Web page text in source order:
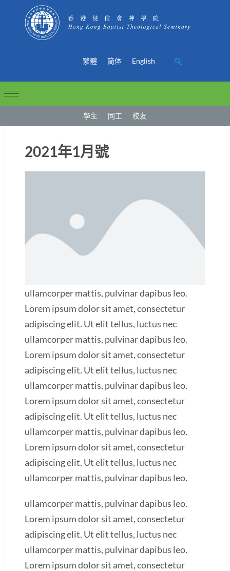
繁體 简体 English
學生 同工 校友
2021年1月號
ullamcorper mattis, pulvinar dapibus leo.
Lorem ipsum dolor sit amet, consectetur
adipiscing elit. Ut elit tellus, luctus nec
ullamcorper mattis, pulvinar dapibus leo.
Lorem ipsum dolor sit amet, consectetur
adipiscing elit. Ut elit tellus, luctus nec
ullamcorper mattis, pulvinar dapibus leo.
Lorem ipsum dolor sit amet, consectetur
adipiscing elit. Ut elit tellus, luctus nec
ullamcorper mattis, pulvinar dapibus leo.
Lorem ipsum dolor sit amet, consectetur
adipiscing elit. Ut elit tellus, luctus nec
ullamcorper mattis, pulvinar dapibus leo.
ullamcorper mattis, pulvinar dapibus leo.
Lorem ipsum dolor sit amet, consectetur
adipiscing elit. Ut elit tellus, luctus nec
ullamcorper mattis, pulvinar dapibus leo.
Lorem ipsum dolor sit amet, consectetur